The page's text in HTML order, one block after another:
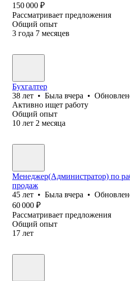
150 000 ₽
Рассматривает предложения
Общий опыт
3 года 7 месяцев
Бухгалтер
38 лет • Была вчера •
Активно ищет работу
Общий опыт
10 лет 2 месяца
Менеджер(Администратор) по
продаж
45 лет • Была вчера •
60 000 ₽
Рассматривает предложения
Общий опыт
17 лет